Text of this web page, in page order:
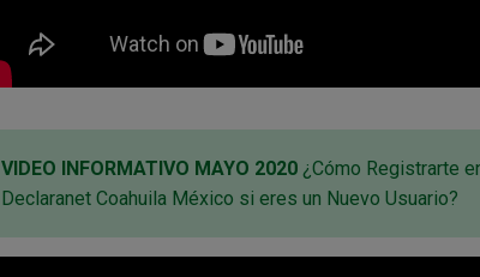
VIDEO INFORMATIVO MAYO 2020 ¿Cómo Registrarte
Declaranet Coahuila México si eres un Nuevo Usuario?